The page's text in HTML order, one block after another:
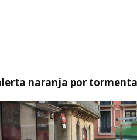
naranja por